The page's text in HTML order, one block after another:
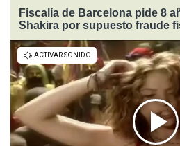
Fiscalía de Barcelona pide 8
Shakira por supuesto fraude